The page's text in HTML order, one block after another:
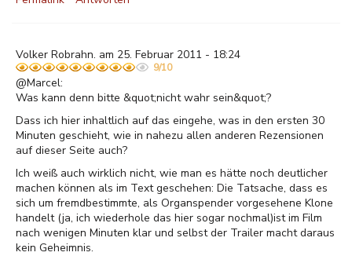
Volker Robrahn. am 25. Februar 2011 - 18:24
9/10
@Marcel:
Was kann denn bitte &quot;nicht wahr sein&quot;?
Dass ich hier inhaltlich auf das eingehe, was in den ersten 30
Minuten geschieht, wie in nahezu allen anderen Rezensionen
auf dieser Seite auch?
Ich weiß auch wirklich nicht, wie man es hätte noch deutlicher
machen können als im Text geschehen: Die Tatsache, dass es
sich um fremdbestimmte, als Organspender vorgesehene Klone
handelt (ja, ich wiederhole das hier sogar nochmal)ist im Film
nach wenigen Minuten klar und selbst der Trailer macht daraus
kein Geheimnis.